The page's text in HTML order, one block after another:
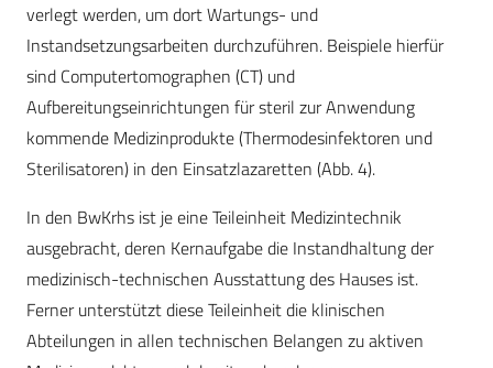
verlegt werden, um dort Wartungs- und
Instandsetzungsarbeiten durchzuführen. Beispiele hierfür
sind Computertomographen (CT) und
Aufbereitungseinrichtungen für steril zur Anwendung
kommende Medizinprodukte (Thermodesinfektoren und
Sterilisatoren) in den Einsatzlazaretten (Abb. 4).
In den BwKrhs ist je eine Teileinheit Medizintechnik
ausgebracht, deren Kernaufgabe die Instandhaltung der
medizinisch-technischen Ausstattung des Hauses ist.
Ferner unterstützt diese Teileinheit die klinischen
Abteilungen in allen technischen Belangen zu aktiven